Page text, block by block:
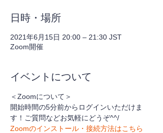
日時・場所
2021年6月15日 20:00 – 21:30 JST
Zoom開催
イベントについて
＜Zoomについて＞
開始時間の5分前からログインいただけま
す！ご質問などお気軽にどうぞ^^/
Zoomのインストール・接続方法はこちら